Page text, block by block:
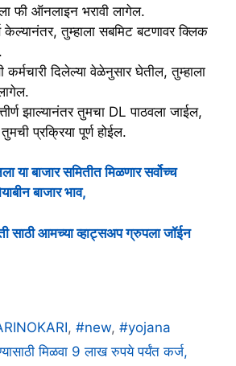
फी ऑनलाइन भरावी लागेल.
केल्यानंतर, तुम्हाला सबमिट बटणावर क्लिक
कर्मचारी दिलेल्या वेळेनुसार घेतील, तुम्हाला
लागेल.
झाल्यानंतर तुमचा DL पाठवला जाईल,
प्रक्रिया पूर्ण होईल.
या बाजार समितीत मिळणार सर्वोच्च
बाजार भाव,
साठी आमच्या व्हाट्सअप ग्रुपला जॉईन
,#new,#yojana
मिळवा 9 लाख रुपये पर्यंत कर्ज,